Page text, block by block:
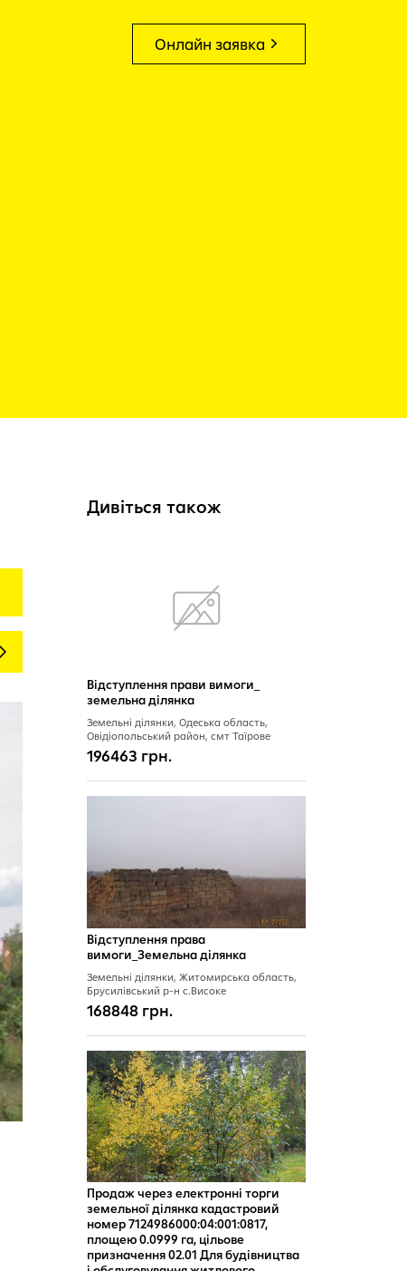
Онлайн заявка
Next
Дивіться також
Відступлення прави вимоги_
земельна ділянка
Земельні ділянки, Одеська область,
Овідіопольський район, смт Таїрове
196463 грн.
Відступлення права
вимоги_Земельна ділянка
Земельні ділянки, Житомирська область,
Брусилівський р-н с.Високе
168848 грн.
Продаж через електронні торги
земельної ділянка кадастровий
номер 7124986000:04:001:0817,
площею 0.0999 га, цільове
призначення 02.01 Для будівництва